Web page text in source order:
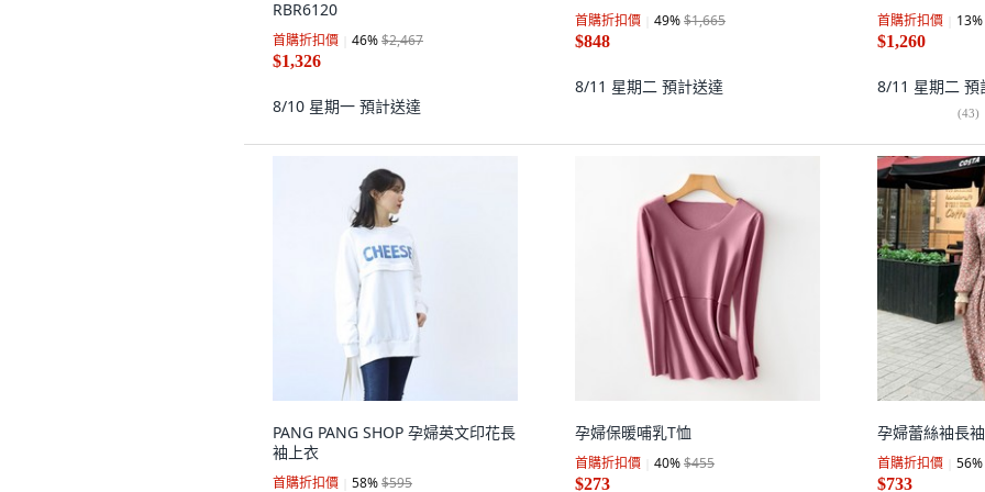
RBR6120
首購折扣價 46%$2,467
$1,326
8/10 星期一 預計送達
首購折扣價 49%$1,665
$848
8/11 星期二 預計送達
首購折扣價 13%
$1,260
8/11 星期二 預
(43)
PANG PANG SHOP 孕婦英文印花長
袖上衣
首購折扣價 58%$595
孕婦保暖哺乳T恤
首購折扣價 40%$455
$273
孕婦蕾絲袖長
首購折扣價 56%
$733